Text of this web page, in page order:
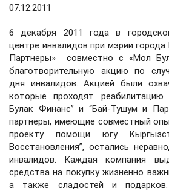
07.12.2011
6 декабря 2011 года в
центре инвалидов при мэрии
Партнеры» совместно с «Мол
благотворительную акцию по
дня инвалидов. Акцией были
которые проходят
Булак Финанс” и “Бай-Тушум и
партнеры, имеющие совместный
проекту помощи югу
Восстановления”, остались
инвалидов. Каждая компания
средства на покупку жизненно
а также сладостей и